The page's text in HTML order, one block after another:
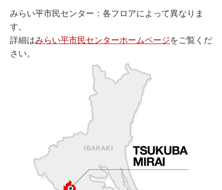
みらい平市民センター：各フロアによって異なりま
す。
詳細はみらい平市民センターホームページをご覧くだ
さい。